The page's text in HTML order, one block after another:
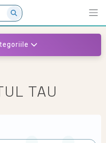
TAU